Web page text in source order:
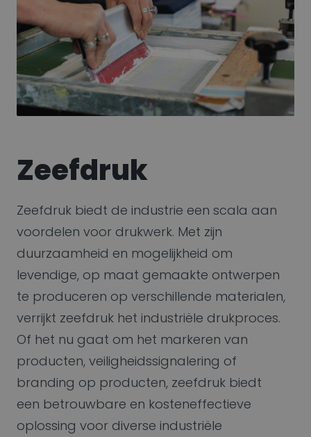
Zeefdruk
Zeefdruk biedt de industrie een scala aan
voordelen voor drukwerk. Met zijn
duurzaamheid en mogelijkheid om
levendige, op maat gemaakte ontwerpen
te produceren op verschillende materialen,
verrijkt zeefdruk het industriële drukproces.
Of het nu gaat om het markeren van
producten, veiligheidssignalering of
branding op producten, zeefdruk biedt
een betrouwbare en kosteneffectieve
oplossing voor diverse industriële